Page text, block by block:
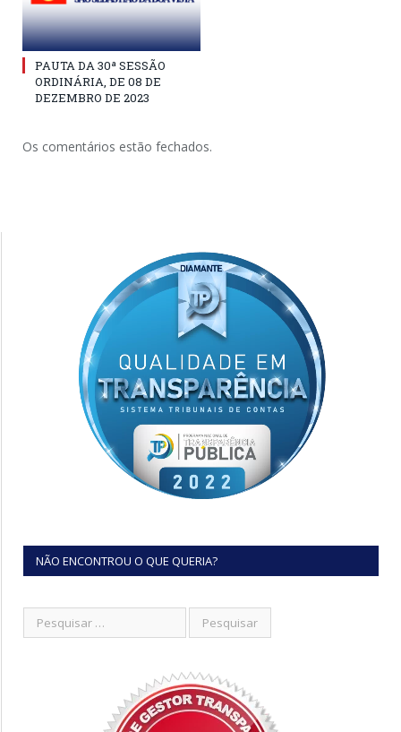
PAUTA DA 30ª SESSÃO
ORDINÁRIA, DE 08 DE
DEZEMBRO DE 2023
Os comentários estão fechados.
NÃO ENCONTROU O QUE QUERIA?